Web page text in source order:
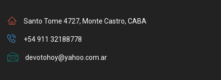
Santo Tome 4727, Monte Castro, CABA
+54 911 32188778
devotohoy@yahoo.com.ar